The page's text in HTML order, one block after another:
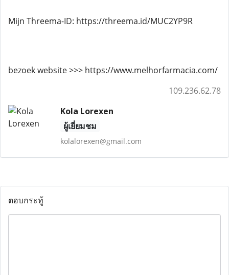
Mijn Threema-ID: https://threema.id/MUC2YP9R
bezoek website >>> https://www.melhorfarmacia.com/
109.236.62.78
Kola Lorexen
ผู้เยี่ยมชม
kolalorexen@gmail.com
ตอบกระทู้